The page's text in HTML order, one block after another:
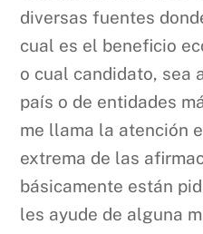
diversas fuentes
cual es el beneficio
o cual candidato, sea
país o de entidades
me llama la atención
extrema de las
básicamente están
les ayude de alguna